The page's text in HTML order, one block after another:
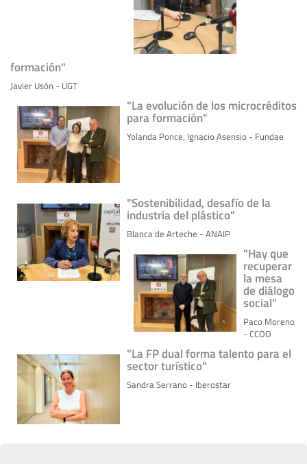
formación"
Javier Usón - UGT
"La evolución de los microcréditos
para formación"
Yolanda Ponce, Ignacio Asensio - Fundae
"Sostenibilidad, desafío de la
industria del plástico"
Blanca de Arteche - ANAIP
"Hay que
recuperar
la mesa
de diálogo
social"
Paco Moreno
- CCOO
"La FP dual forma talento para el
sector turístico"
Sandra Serrano - Iberostar